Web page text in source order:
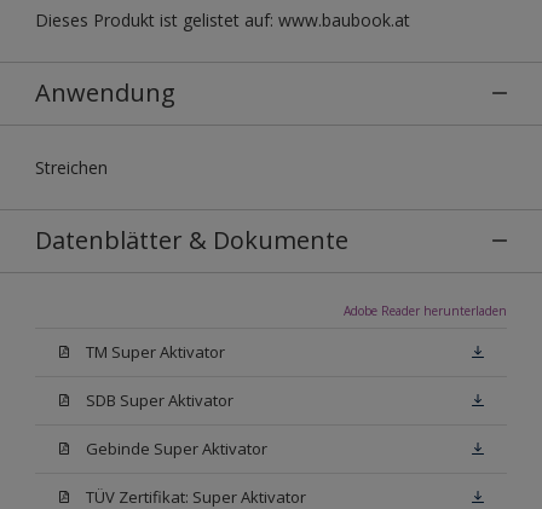
Dieses Produkt ist gelistet auf: www.baubook.at
Anwendung
Streichen
Datenblätter & Dokumente
Adobe Reader herunterladen
TM Super Aktivator
SDB Super Aktivator
Gebinde Super Aktivator
TÜV Zertifikat: Super Aktivator